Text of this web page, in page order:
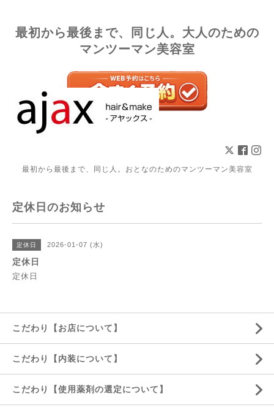
最初から最後まで、同じ人。大人のための
マンツーマン美容室
最初から最後まで、同じ人。おとなのためのマンツーマン美容室
定休日のお知らせ
定休日 2026-01-07 (水)
定休日
定休日
こだわり【お店について】
こだわり【内装について】
こだわり【使用薬剤の選定について】